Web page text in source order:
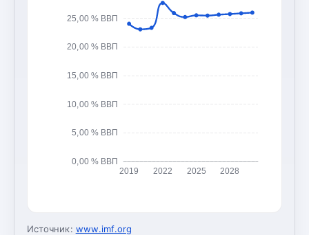
0,00 % ВВП
5,00 % ВВП
10,00 % ВВП
15,00 % ВВП
20,00 % ВВП
25,00 % ВВП
2019 2022 2025 2028
Источник: www.imf.org